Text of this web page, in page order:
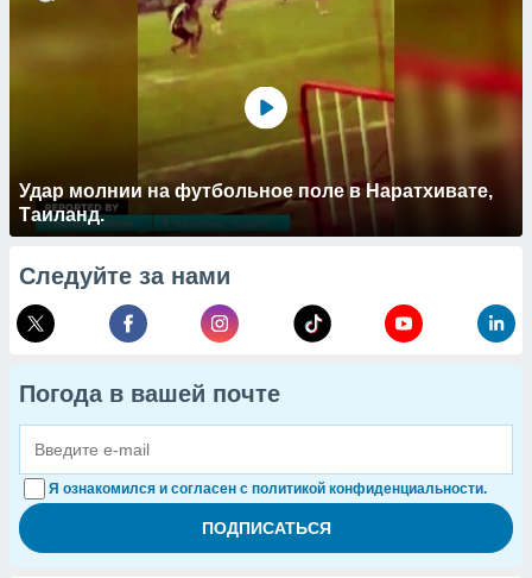
Удар молнии на футбольное поле в Наратхивате,
Таиланд.
Следуйте за нами
Погода в вашей почте
Я ознакомился и согласен с политикой конфиденциальности.